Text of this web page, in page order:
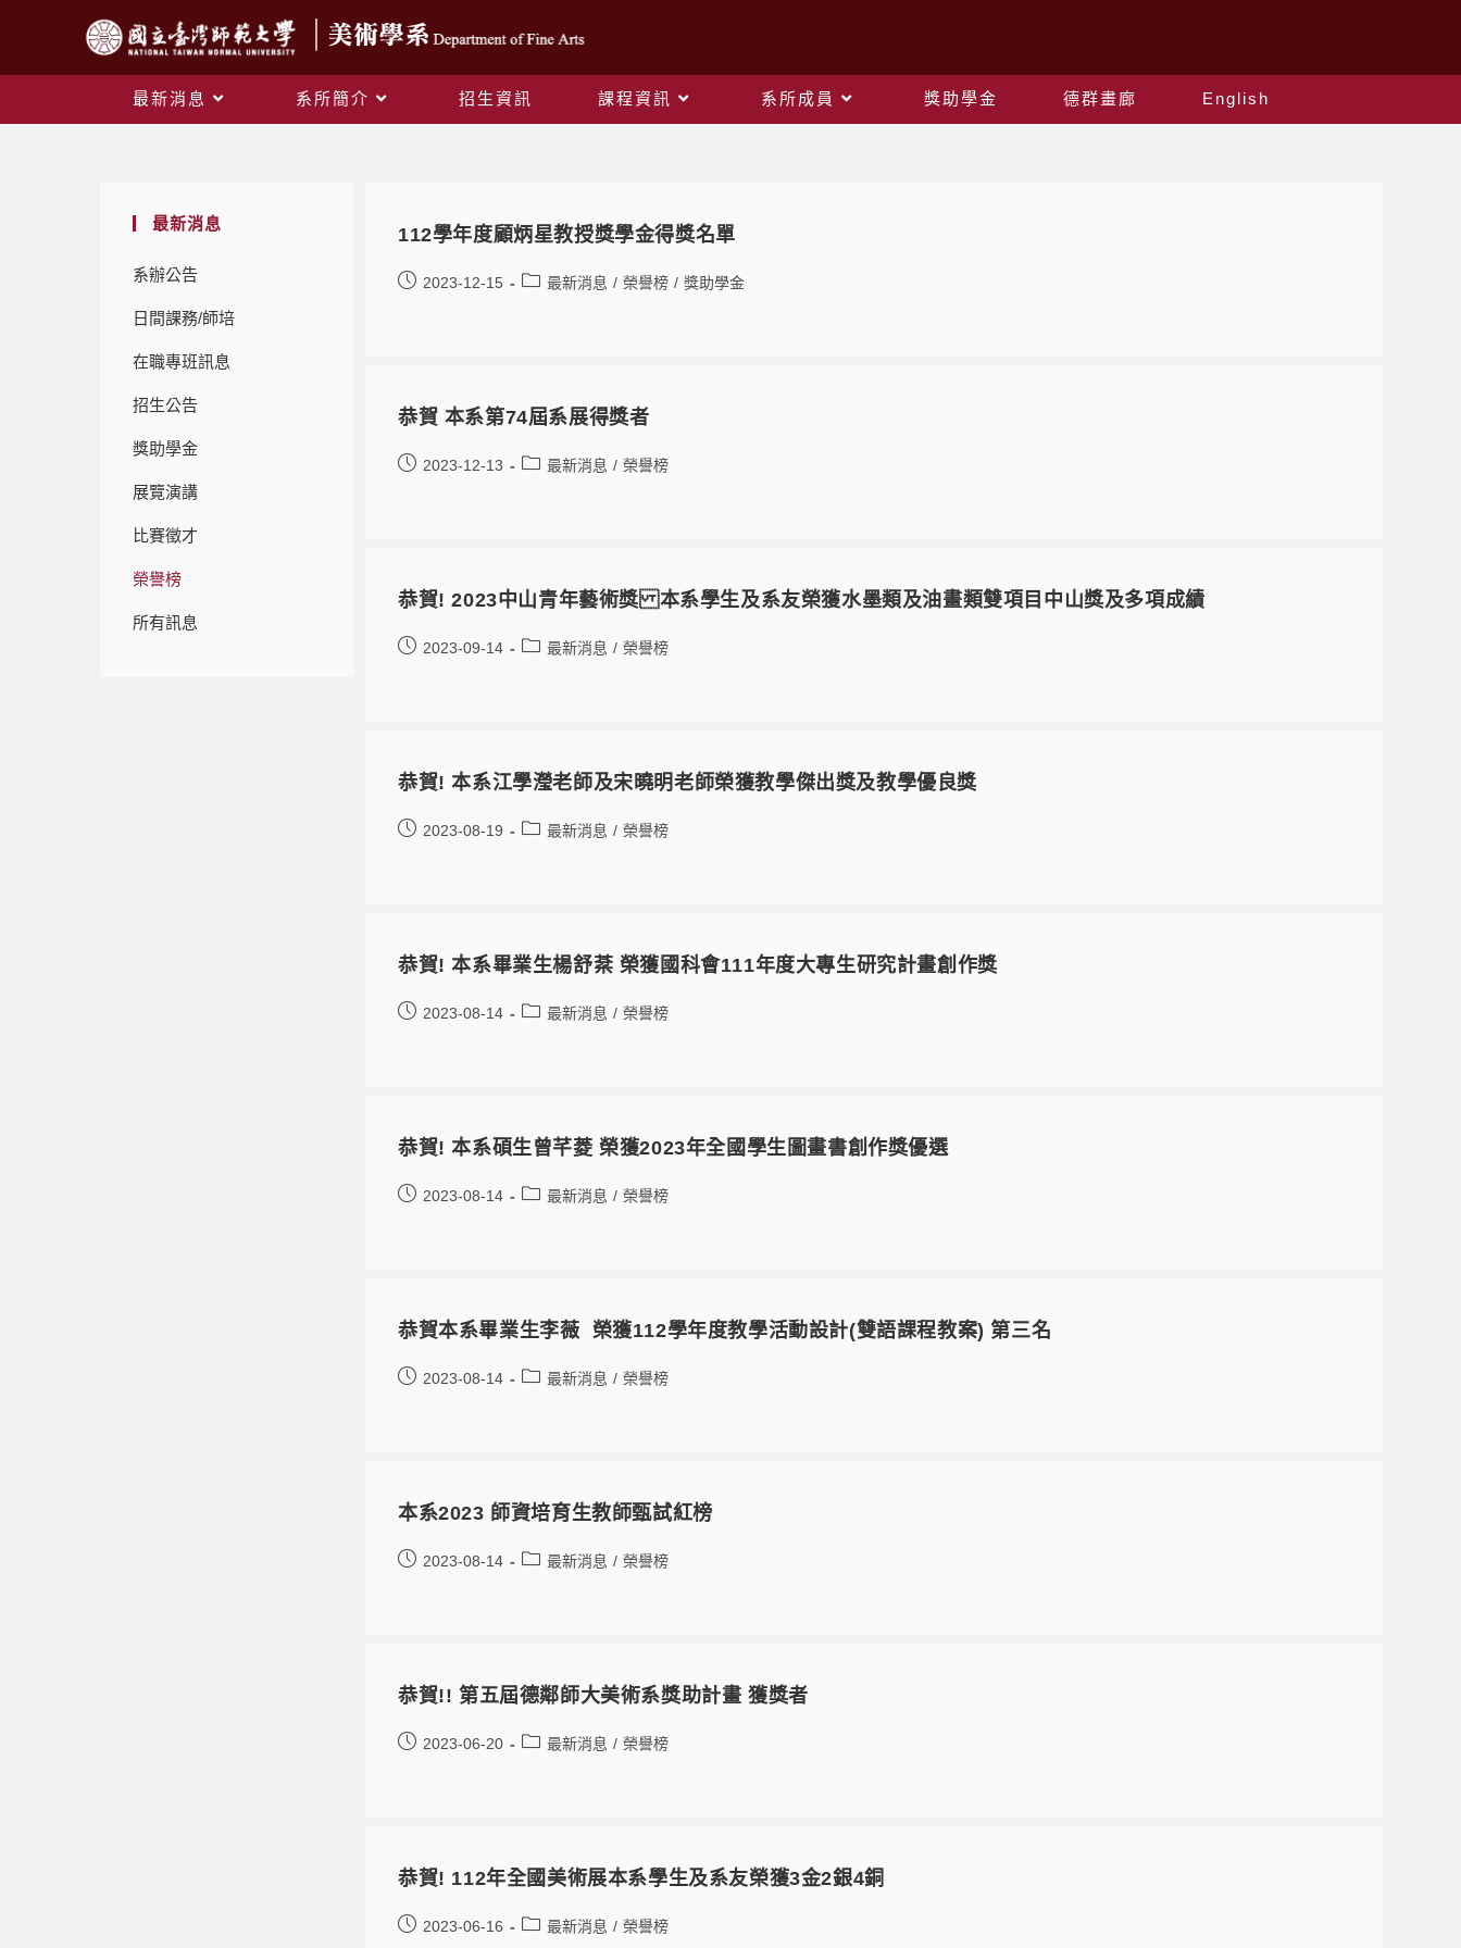
最新消息 系所簡介 招生資訊 課程資訊 系所成員 獎助學金 德群畫廊 English
最新消息
系辦公告
日間課務/師培
在職專班訊息
招生公告
獎助學金
展覽演講
比賽徵才
榮譽榜
所有訊息
112學年度顧炳星教授獎學金得獎名單
2023-12-15 最新消息 / 榮譽榜 / 獎助學金
恭賀 本系第74屆系展得獎者
2023-12-13 最新消息 / 榮譽榜
恭賀! 2023中山青年藝術獎 本系學生及系友榮獲水墨類及油畫類雙項目中山獎及多項成績
2023-09-14 最新消息 / 榮譽榜
恭賀! 本系江學瀅老師及宋曉明老師榮獲教學傑出獎及教學優良獎
2023-08-19 最新消息 / 榮譽榜
恭賀! 本系畢業生楊舒棻 榮獲國科會111年度大專生研究計畫創作獎
2023-08-14 最新消息 / 榮譽榜
恭賀! 本系碩生曾芊菱 榮獲2023年全國學生圖畫書創作獎優選
2023-08-14 最新消息 / 榮譽榜
恭賀本系畢業生李薇 榮獲112學年度教學活動設計(雙語課程教案) 第三名
2023-08-14 最新消息 / 榮譽榜
本系2023 師資培育生教師甄試紅榜
2023-08-14 最新消息 / 榮譽榜
恭賀!! 第五屆德鄰師大美術系獎助計畫 獲獎者
2023-06-20 最新消息 / 榮譽榜
恭賀! 112年全國美術展本系學生及系友榮獲3金2銀4銅
2023-06-16 最新消息 / 榮譽榜